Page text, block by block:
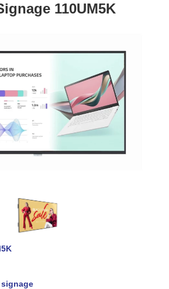
110UM5K